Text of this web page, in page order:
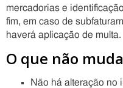
mercadorias e
fim, em caso de
haverá aplicação de multa.
O que não muda
Não há alteração no